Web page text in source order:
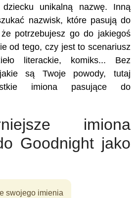
unikalną nazwę. Inną
nazwisk, które pasują do
potrzebujesz go do jakiegoś
od tego, czy jest to scenariusz
literackie, komiks... Bez
są Twoje powody, tutaj
imiona pasujące do
imiona
Goodnight jako
swojego imienia